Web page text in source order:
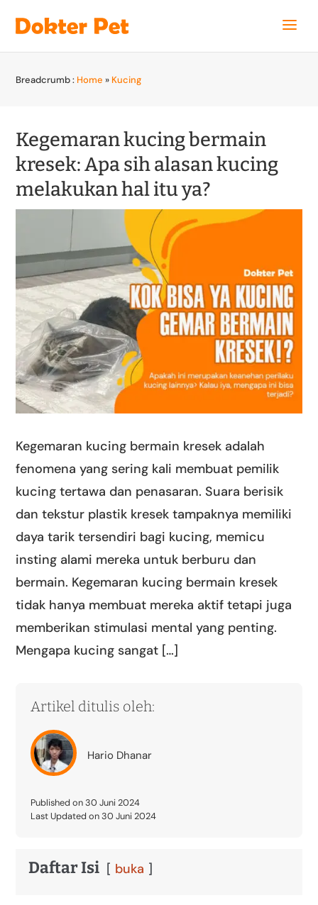
Breadcrumb : Home » Kucing
Kegemaran kucing bermain
kresek: Apa sih alasan kucing
melakukan hal itu ya?
Kegemaran kucing bermain kresek adalah
fenomena yang sering kali membuat pemilik
kucing tertawa dan penasaran. Suara berisik
dan tekstur plastik kresek tampaknya memiliki
daya tarik tersendiri bagi kucing, memicu
insting alami mereka untuk berburu dan
bermain. Kegemaran kucing bermain kresek
tidak hanya membuat mereka aktif tetapi juga
memberikan stimulasi mental yang penting.
Mengapa kucing sangat […]
Artikel ditulis oleh:
Hario Dhanar
Published on 30 Juni 2024
Last Updated on 30 Juni 2024
Daftar Isi buka